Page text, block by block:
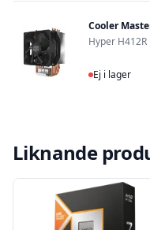
Cooler
Hyper H412R
Ej i lager
Ej i lager
Liknande